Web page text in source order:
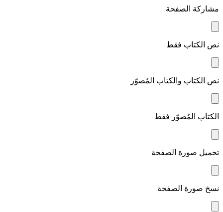
مشاركة الصفحة
نص الكتاب فقط
نص الكتاب والكتاب المُصوّر
الكتاب المُصوّر فقط
تحميل صورة الصفحة
نسخ صورة الصفحة